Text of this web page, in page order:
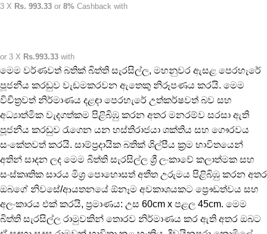
3 X Rs. 993.33 or 8% Cashback with
or 3 X Rs.993.33 with
මෙම වර්ණවත් බතික් බිත්ති සැරසිල්ල, මහනුවර ඇසළ පෙරහැරේ
පූජනීය කරඬුව වැඩමකරවන ඇතෙකු නිරූපණය කරයි. මෙම
විචිත්‍රවත් නිර්මාණය දළඳා පෙරහැරේ උත්කර්ෂවත් බව සහ
අධ්‍යාත්මික වැදගත්කම පිළිබිඹු කරන අතර මනරම්ව සරසා ඇති
පූජනීය කරඬුව රැගෙන යන හස්තිරාජයා ශක්තිය සහ ගෞරවය
සංකේතවත් කරයි. සාම්ප්‍රදායික බතික් ශිල්පීය ක්‍රම භාවිතයෙන්
අතින් සාදන ලද මෙම බිත්ති සැරසිල්ල ශ්‍රී ලංකාවේ කලාත්මක සහ
සංස්කෘතික සාරය මිශ්‍ර පොහොසත් අතීත උරුමය පිළිබිඹු කරන අතර
ඔබගේ නිවසේ/ආයතනයේ ඕනෑම අවකාශයකට ප්‍රෞඩත්වය සහ
අලංකාරය එක් කරයි, ප්‍රමාණය: උස 60cm x පළල 45cm. මෙම
බිත්ති සැරසිල්ල රාමුවකින් තොරව නිර්මාණය කර ඇති අතර ඔබට